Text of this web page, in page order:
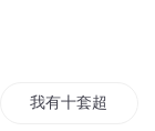
我有十套超神装